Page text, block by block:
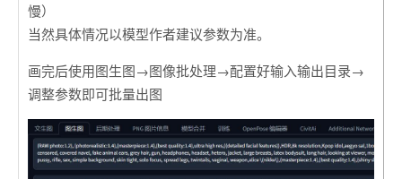
慢）
当然具体情况以模型作者建议参数为准。
画完后使用图生图→图像批处理→配置好输入输出目录→
调整参数即可批量出图